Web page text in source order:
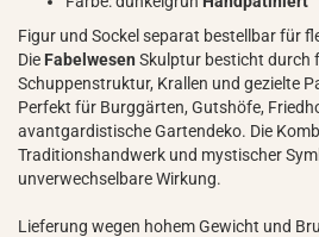
Figur und Sockel separat bestellbar für
Die Fabelwesen Skulptur besticht durch
Schuppenstruktur, Krallen und gezielte
Perfekt für Burggärten, Gutshöfe,
avantgardistische Gartendeko. Die
Traditionshandwerk und mystischer
unverwechselbare Wirkung.
Lieferung wegen hohem Gewicht und